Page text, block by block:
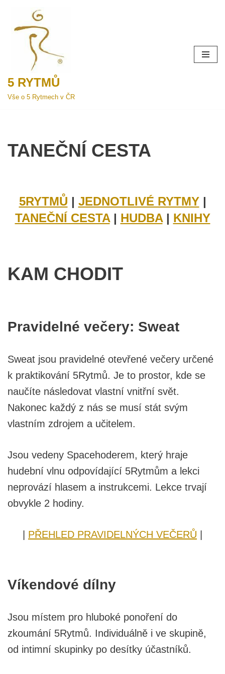
Přeskočit
5 RYTMŮ
Vše o 5 Rytmech v ČR
TANEČNÍ CESTA
5RYTMŮ | JEDNOTLIVÉ RYTMY|
TANEČNÍ CESTA| HUDBA| KNIHY
KAM CHODIT
Pravidelné večery: Sweat
Sweat jsou pravidelné otevřené večery určené
k praktikování 5Rytmů. Je to prostor, kde se
naučíte následovat vlastní vnitřní svět.
Nakonec každý z nás se musí stát svým
vlastním zdrojem a učitelem.
Jsou vedeny Spacehoderem, který hraje
hudební vlnu odpovídající 5Rytmům a lekci
neprovází hlasem a instrukcemi. Lekce trvají
obvykle 2 hodiny.
| PŘEHLED PRAVIDELNÝCH VEČERŮ |
Víkendové dílny
Jsou místem pro hluboké ponoření do
zkoumání 5Rytmů. Individuálně i ve skupině,
od intimní skupinky po desítky účastníků.